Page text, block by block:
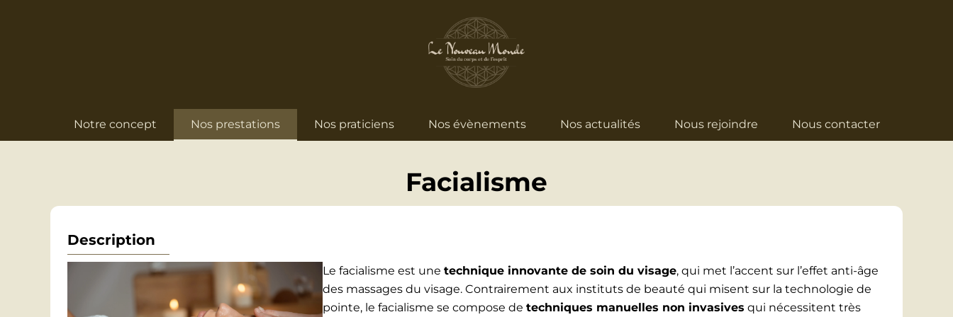
Notre concept Nos prestations Nos praticiens Nos évènements Nos actualités Nous rejoindre Nous contacter
Facialisme
Description
Le facialisme est une technique innovante de soin du visage, qui met l’accent sur l’effet anti-âge
des massages du visage. Contrairement aux instituts de beauté qui misent sur la technologie de
pointe, le facialisme se compose de techniques manuelles non invasives qui nécessitent très